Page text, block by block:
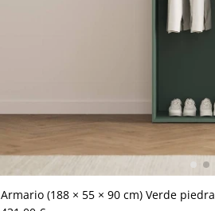
Armario (188 × 55 × 90 cm) Verde piedra